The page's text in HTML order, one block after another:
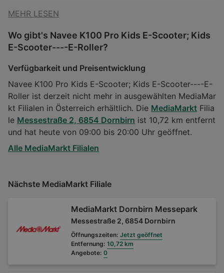
MEHR LESEN
Wo gibt's Navee K100 Pro Kids E-Scooter; Kids
E-Scooter----E-Roller?
Verfügbarkeit und Preisentwicklung
Navee K100 Pro Kids E-Scooter; Kids E-Scooter----E-
Roller ist derzeit nicht mehr in ausgewählten MediaMar
kt Filialen in Österreich erhältlich. Die MediaMarkt Filia
le Messestraße 2, 6854 Dornbirn ist 10,72 km entfernt
und hat heute von 09:00 bis 20:00 Uhr geöffnet.
Alle MediaMarkt Filialen
Nächste MediaMarkt Filiale
MediaMarkt Dornbirn Messepark
Messestraße 2, 6854 Dornbirn
Öffnungszeiten: Jetzt geöffnet
Entfernung: 10,72 km
Angebote: 0